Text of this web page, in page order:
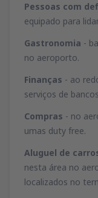
Pessoas com
equipado para
Gastronomia -
no aeroporto.
Finanças - ao
serviços de
Compras - no
umas duty free.
Aluguel de
nesta área no
localizados no